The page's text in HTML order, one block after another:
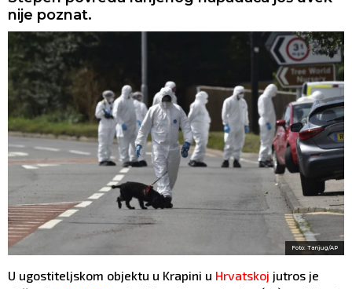
nije poznat.
Foto: Tanjug/AP
U ugostiteljskom objektu u Krapini u Hrvatskoj jutros je